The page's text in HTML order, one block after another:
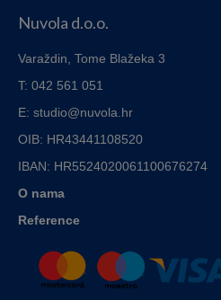
Nuvola d.o.o.
Varaždin, Tome Blažeka 3
T: 042 561 051
E: studio@nuvola.hr
OIB: HR43441108520
IBAN: HR5524020061100676274
O nama
Reference